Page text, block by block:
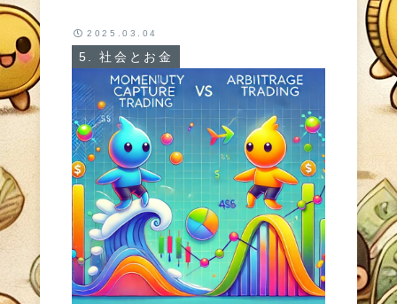
5. 社会とお金
2025.03.04